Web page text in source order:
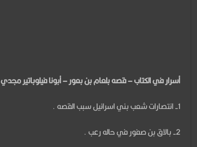
بعور
1-
فيلوباتير
أسرار في الكتاب – قصه بلعام بن بعور – أبونا فيلوباتير مجدي
1- انتصارات شعب بني اسرائيل سبب القصه .
2- بالاق بن صفور في حاله رعب .